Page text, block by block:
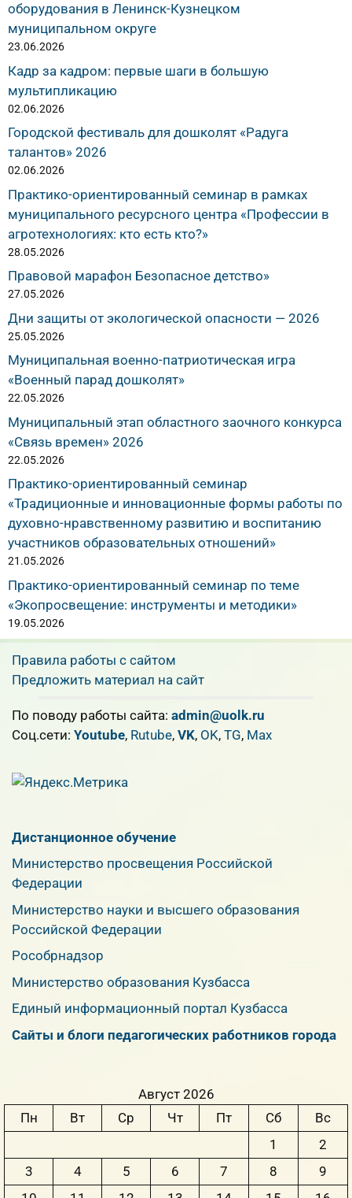
оборудования в Ленинск-Кузнецком
муниципальном округе
23.06.2026
Кадр за кадром: первые шаги в большую
мультипликацию
02.06.2026
Городской фестиваль для дошколят «Радуга
талантов» 2026
02.06.2026
Практико-ориентированный семинар в рамках
муниципального ресурсного центра «Профессии в
агротехнологиях: кто есть кто?»
28.05.2026
Правовой марафон Безопасное детство»
27.05.2026
Дни защиты от экологической опасности — 2026
25.05.2026
Муниципальная военно-патриотическая игра
«Военный парад дошколят»
22.05.2026
Муниципальный этап областного заочного конкурса
«Связь времен» 2026
22.05.2026
Практико-ориентированный семинар
«Традиционные и инновационные формы работы по
духовно-нравственному развитию и воспитанию
участников образовательных отношений»
21.05.2026
Практико-ориентированный семинар по теме
«Экопросвещение: инструменты и методики»
19.05.2026
Правила работы с сайтом
Предложить материал на сайт
По поводу работы сайта: admin@uolk.ru
Cоц.сети: Youtube, Rutube, VK, OK, TG, Max
Дистанционное обучение
Министерство просвещения Российской
Федерации
Министерство науки и высшего образования
Российской Федерации
Рособрнадзор
Министерство образования Кузбасса
Единый информационный портал Кузбасса
Сайты и блоги педагогических работников города
Август 2026
Пн
Вт Ср Чт Пт Сб
Вс
1
2
3
4 5 6 7 8
9